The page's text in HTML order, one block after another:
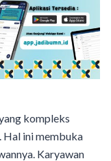
kompleks
Hal ini membuka
Karyawan